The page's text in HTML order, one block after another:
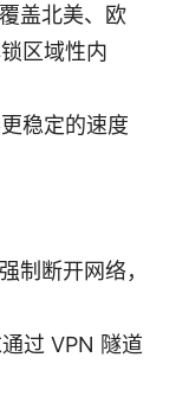
盖北美、欧
区域性内
稳定的速度
制断开网络，
过 VPN 隧道